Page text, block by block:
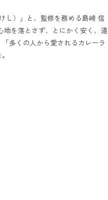
し）」と、​監修を​務める​島崎 信​
地を​落と​さず、とにかく​安く、​道
多くの​人から​愛される​カレーラ